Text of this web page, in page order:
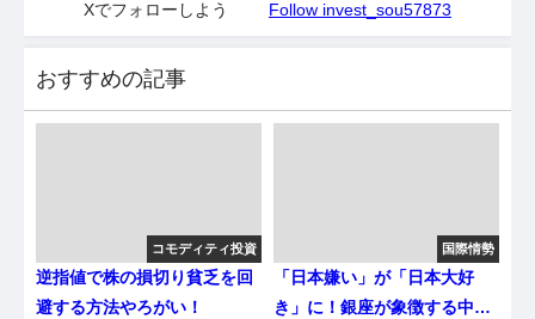
Xでフォローしよう Follow invest_sou57873
おすすめの記事
コモディティ投資
逆指値で株の損切り貧乏を回
避する方法やろがい！
国際情勢
「日本嫌い」が「日本大好
き」に！銀座が象徴する中国